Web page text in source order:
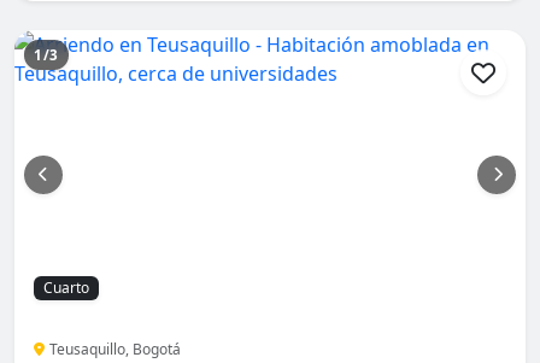
1/3
Cuarto
Teusaquillo, Bogotá